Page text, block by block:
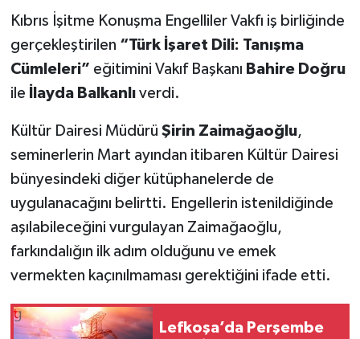
Kıbrıs İşitme Konuşma Engelliler Vakfı iş birliğinde
gerçekleştirilen “Türk İşaret Dili: Tanışma
Cümleleri” eğitimini Vakıf Başkanı Bahire Doğru
ile
İlayda Balkanlıverdi.
Kültür Dairesi Müdürü Şirin Zaimağaoğlu,
seminerlerin Mart ayından itibaren Kültür Dairesi
bünyesindeki diğer kütüphanelerde de
uygulanacağını belirtti. Engellerin istenildiğinde
aşılabileceğini vurgulayan Zaimağaoğlu,
farkındalığın ilk adım olduğunu ve emek
vermekten kaçınılmaması gerektiğini ifade etti.
Lefkoşa’da Perşembe